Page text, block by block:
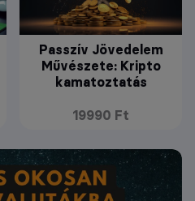
Passzív Jövedelem
Művészete: Kripto
kamatoztatás
19990 Ft